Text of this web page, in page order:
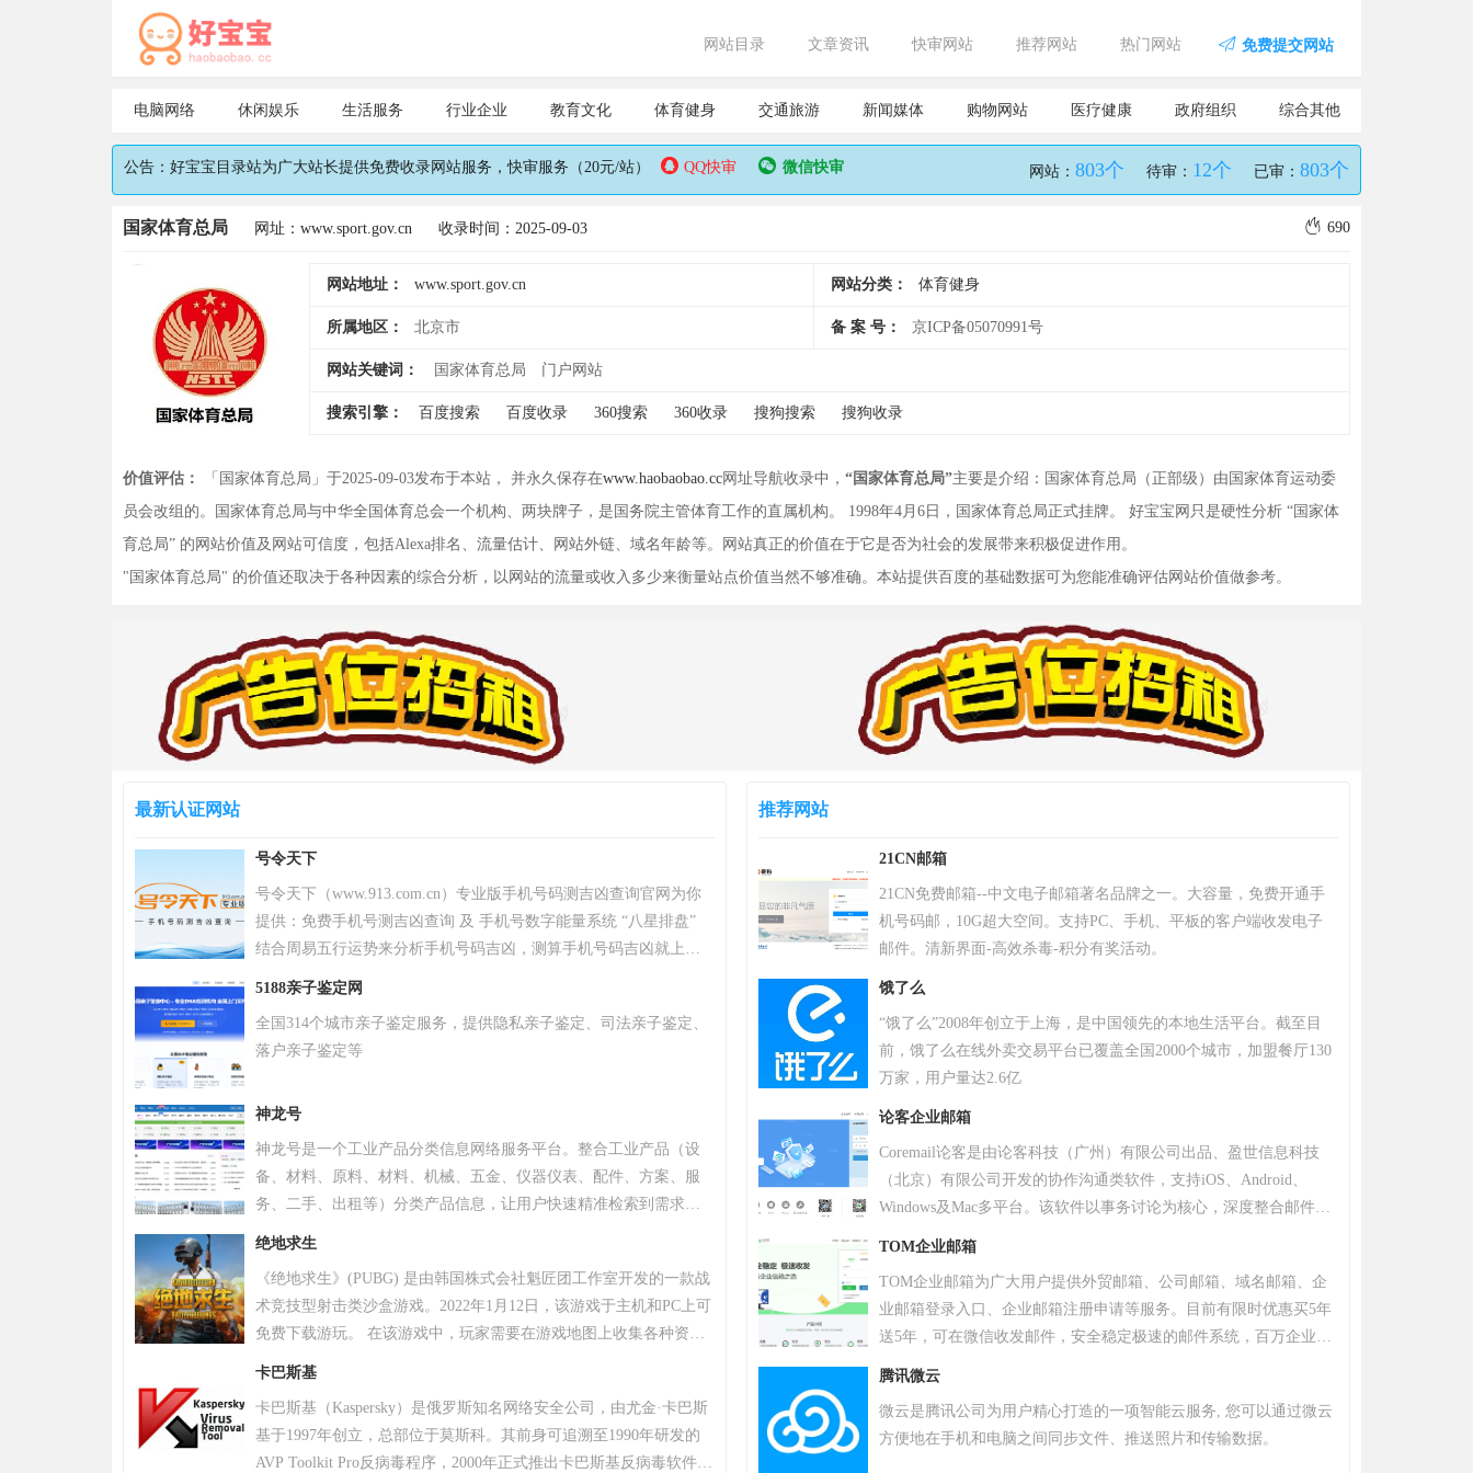
网站目录 文章资讯 快审网站 推荐网站 热门网站 免费提交网站
电脑网络 休闲娱乐 生活服务 行业企业 教育文化 体育健身 交通旅游 新闻媒体 购物网站 医疗健康 政府组织 综合其他
公告：好宝宝目录站为广大站长提供免费收录网站服务，快审服务（20元/站） QQ快审 微信快审 网站： 803个 待审： 12个 已审： 803个
国家体育总局 网址：www.sport.gov.cn 收录时间：2025-09-03 690
网站地址： www.sport.gov.cn 网站分类： 体育健身
所属地区： 北京市 备 案 号： 京ICP备05070991号
网站关键词： 国家体育总局 门户网站
搜索引擎： 百度搜索 百度收录 360搜索 360收录 搜狗搜索 搜狗收录
价值评估： 「国家体育总局」于2025-09-03发布于本站， 并永久保存在www.haobaobao.cc网址导航收录中， “国家体育总局”主要是介绍：国家体育总局（正部级）由国家体育运动委
员会改组的。国家体育总局与中华全国体育总会一个机构、两块牌子，是国务院主管体育工作的直属机构。 1998年4月6日，国家体育总局正式挂牌。 好宝宝网只是硬性分析 “国家体
育总局” 的网站价值及网站可信度，包括Alexa排名、流量估计、网站外链、域名年龄等。网站真正的价值在于它是否为社会的发展带来积极促进作用。
"国家体育总局" 的价值还取决于各种因素的综合分析，以网站的流量或收入多少来衡量站点价值当然不够准确。本站提供百度的基础数据可为您能准确评估网站价值做参考。
最新认证网站
号令天下
号令天下（www.913.com.cn）专业版手机号码测吉凶查询官网为你
提供：免费手机号测吉凶查询 及 手机号数字能量系统 “八星排盘”
结合周易五行运势来分析手机号码吉凶，测算手机号码吉凶就上号
令天下官网手机号码测吉凶查询系统，专业最新版、超准，靠谱！
5188亲子鉴定网
全国314个城市亲子鉴定服务，提供隐私亲子鉴定、司法亲子鉴定、
落户亲子鉴定等
神龙号
神龙号是一个工业产品分类信息网络服务平台。整合工业产品（设
备、材料、原料、材料、机械、五金、仪器仪表、配件、方案、服
务、二手、出租等）分类产品信息，让用户快速精准检索到需求产
品信息。同时设有产品排行 榜单、产品品牌、品牌排行、行业专
式宣传企业产品或服务，获得更多商机。
绝地求生
《绝地求生》(PUBG) 是由韩国株式会社魁匠团工作室开发的一款战
术竞技型射击类沙盒游戏。2022年1月12日，该游戏于主机和PC上可
免费下载游玩。 在该游戏中，玩家需要在游戏地图上收集各种资
源，并在不断缩小的安全区域内对抗其他玩家，让自己生存到最后
奖，且打破了7项吉尼斯纪录。 2018年8月9日，《绝地求生》官方宣
布，将开启“百日行动”，进行持续数月的自查运动，为玩家提供一个
卡巴斯基
卡巴斯基（Kaspersky）是俄罗斯知名网络安全公司，由尤金·卡巴斯
基于1997年创立，总部位于莫斯科。其前身可追溯至1990年研发的
AVP Toolkit Pro反病毒程序，2000年正式推出卡巴斯基反病毒软件。
推荐网站
21CN邮箱
21CN免费邮箱--中文电子邮箱著名品牌之一。大容量，免费开通手
机号码邮，10G超大空间。支持PC、手机、平板的客户端收发电子
邮件。清新界面-高效杀毒-积分有奖活动。
饿了么
“饿了么”2008年创立于上海，是中国领先的本地生活平台。截至目
前，饿了么在线外卖交易平台已覆盖全国2000个城市，加盟餐厅130
万家，用户量达2.6亿
论客企业邮箱
Coremail论客是由论客科技（广州）有限公司出品、盈世信息科技
（北京）有限公司开发的协作沟通类软件，支持iOS、Android、
Windows及Mac多平台。该软件以事务讨论为核心，深度整合邮件收
发与即时通讯功能，通过聚合工作参与者和资源打破部门及系统间
TOM企业邮箱
TOM企业邮箱为广大用户提供外贸邮箱、公司邮箱、域名邮箱、企
业邮箱登录入口、企业邮箱注册申请等服务。目前有限时优惠买5年
送5年，可在微信收发邮件，安全稳定极速的邮件系统，百万企业信
赖。
腾讯微云
微云是腾讯公司为用户精心打造的一项智能云服务, 您可以通过微云
方便地在手机和电脑之间同步文件、推送照片和传输数据。